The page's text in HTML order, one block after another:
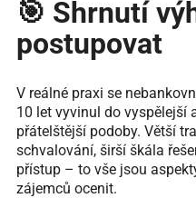
🎯 Shrnutí
postupovat
V reálné praxi se
10 let vyvinul do vyspělejší
přátelštější podoby. Větší
schvalování, širší škála
přístup – to vše jsou
zájemců ocenit.